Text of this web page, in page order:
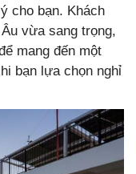
cho bạn. Khách
vừa sang trọng,
mang đến một
bạn lựa chọn nghỉ